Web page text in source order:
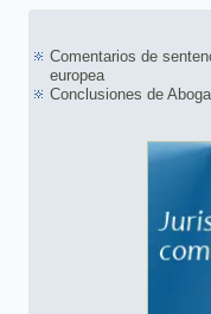
Comentarios de
europea
Conclusiones de